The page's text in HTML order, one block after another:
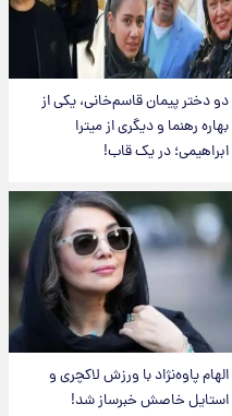
دو دختر پیمان قاسم‌خانی، یکی از
بهاره رهنما و دیگری از میترا
ابراهیمی؛ در یک قاب!
الهام پاوه‌نژاد با ورزش لاکچری و
استایل خاصش خبرساز شد!